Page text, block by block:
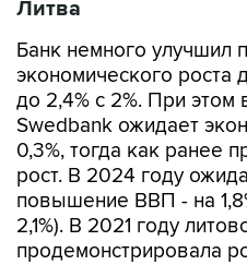
Литва
Банк немного улучшил
экономического роста
до 2,4% с 2%. При этом
Swedbank ожидает
0,3%, тогда как ранее
рост. В 2024 году
повышение ВВП - на
2,1%). В 2021 году
продемонстрировала